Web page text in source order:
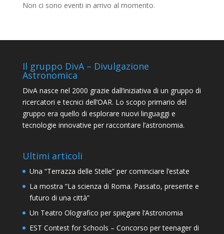
Non ci sono eventi in arrivo al momento.
Il gruppo DivA – Divulgazione
Astronomica
DivA nasce nel 2000 grazie dall’iniziativa di un gruppo di
ricercatori e tecnici dell’OAR. Lo scopo primario del
gruppo era quello di esplorare nuovi linguaggi e
tecnologie innovative per raccontare l’astronomia.
Ultimi articoli
Una “Terrazza delle Stelle” per cominciare l’estate
La mostra “La scienza di Roma. Passato, presente e
futuro di una città”
Un Teatro Olografico per spiegare l’Astronomia
EST Contest for Schools – Concorso per teenager di